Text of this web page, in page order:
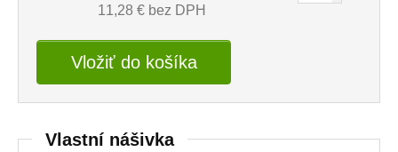
11,28 € bez DPH
Vložiť do košíka
Vlastní nášivka